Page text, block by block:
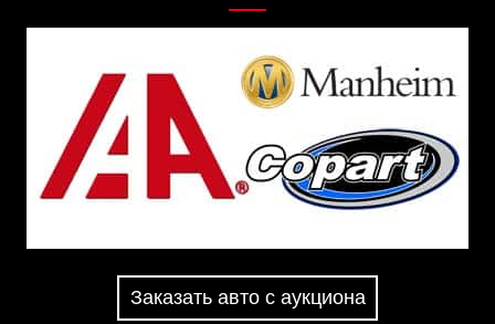
Заказать авто с аукциона